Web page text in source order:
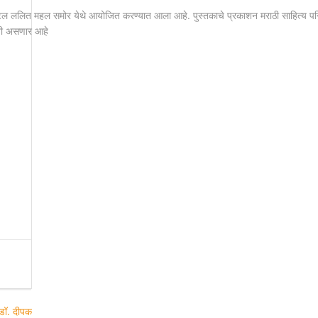
ललित महल समोर येथे आयोजित करण्यात आला आहे. पुस्तकाचे प्रकाशन मराठी साहित्य
असणार आहे